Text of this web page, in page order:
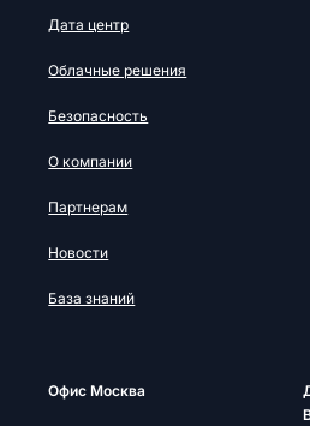
Дата центр
Облачные решения
Безопасность
О компании
Партнерам
Новости
База знаний
Офис Москва